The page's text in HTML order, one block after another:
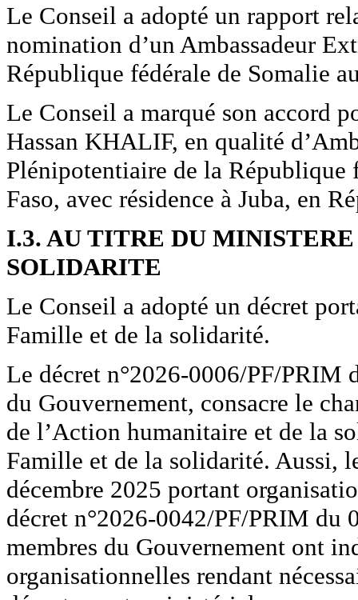
Le Conseil a adopté un rapport
nomination d’un Ambassadeur
République fédérale de Somalie
Le Conseil a marqué son accord
Hassan KHALIF, en qualité
Plénipotentiaire de la République
Faso, avec résidence à Juba, en
I.3. AU TITRE DU
SOLIDARITE
Le Conseil a adopté un décret
Famille et de la solidarité.
Le décret n°2026-0006/PF/PRIM
du Gouvernement, consacre le
de l’Action humanitaire et de la
Famille et de la solidarité. Aussi,
décembre 2025 portant
décret n°2026-0042/PF/PRIM du
membres du Gouvernement ont
organisationnelles rendant